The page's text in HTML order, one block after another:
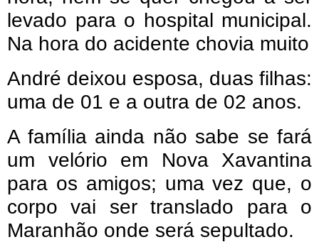
levado para o hospital municipal.
Na hora do acidente chovia muito
André deixou esposa, duas filhas:
uma de 01 e a outra de 02 anos.
A família ainda não sabe se fará
um velório em Nova Xavantina
para os amigos; uma vez que, o
corpo vai ser translado para o
Maranhão onde será sepultado.